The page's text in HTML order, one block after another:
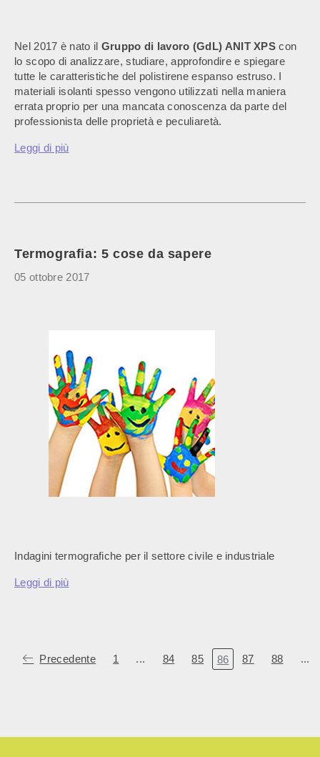
Nel 2017 è nato il Gruppo di lavoro (GdL) ANIT XPS con
lo scopo di analizzare, studiare, approfondire e spiegare
tutte le caratteristiche del polistirene espanso estruso. I
materiali isolanti spesso vengono utilizzati nella maniera
errata proprio per una mancata conoscenza da parte del
professionista delle proprietà e peculiaretà.
Leggi di più
Termografia: 5 cose da sapere
05 ottobre 2017
Indagini termografiche per il settore civile e industriale
Leggi di più
Precedente 1 ... 84 85 86 87 88 ...